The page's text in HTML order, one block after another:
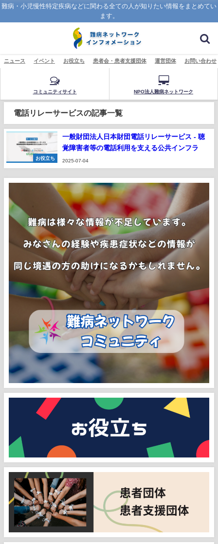
難病・小児慢性特定疾病などに関わる全ての人が知りたい情報をまとめてい
ます。
ニュース イベント お役立ち 患者会・患者支援団体 運営団体 お問い合わせ
コミュニティサイト NPO法人難病ネットワーク
電話リレーサービスの記事一覧
お役立ち
一般財団法人日本財団電話リレーサービス - 聴
覚障害者等の電話利用を支える公共インフラ
2025-07-04